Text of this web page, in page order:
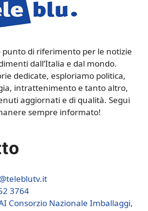
punto di riferimento per le notizie
dall’Italia e dal mondo.
dedicate, esploriamo politica,
intrattenimento e tanto altro,
aggiornati e di qualità. Segui
sempre informato!
3764
Consorzio Nazionale Imballaggi,